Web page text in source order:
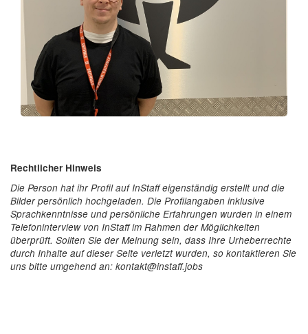
Rechtlicher Hinweis
Die Person hat ihr Profil auf InStaff eigenständig erstellt und die
Bilder persönlich hochgeladen. Die Profilangaben inklusive
Sprachkenntnisse und persönliche Erfahrungen wurden in einem
Telefoninterview von InStaff im Rahmen der Möglichkeiten
überprüft. Sollten Sie der Meinung sein, dass Ihre Urheberrechte
durch Inhalte auf dieser Seite verletzt wurden, so kontaktieren Sie
uns bitte umgehend an: kontakt@instaff.jobs